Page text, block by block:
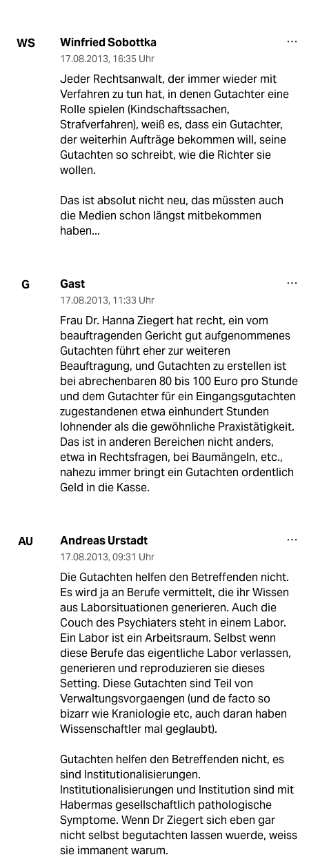
WS Winfried Sobottka
17.08.2013, 16:35 Uhr
Jeder Rechtsanwalt, der immer wieder mit
Verfahren zu tun hat, in denen Gutachter eine
Rolle spielen (Kindschaftssachen,
Strafverfahren), weiß es, dass ein Gutachter,
der weiterhin Aufträge bekommen will, seine
Gutachten so schreibt, wie die Richter sie
wollen.
Das ist absolut nicht neu, das müssten auch
die Medien schon längst mitbekommen
haben...
G Gast
17.08.2013, 11:33 Uhr
Frau Dr. Hanna Ziegert hat recht, ein vom
beauftragenden Gericht gut aufgenommenes
Gutachten führt eher zur weiteren
Beauftragung, und Gutachten zu erstellen ist
bei abrechenbaren 80 bis 100 Euro pro Stunde
und dem Gutachter für ein Eingangsgutachten
zugestandenen etwa einhundert Stunden
lohnender als die gewöhnliche Praxistätigkeit.
Das ist in anderen Bereichen nicht anders,
etwa in Rechtsfragen, bei Baumängeln, etc.,
nahezu immer bringt ein Gutachten ordentlich
Geld in die Kasse.
AU Andreas Urstadt
17.08.2013, 09:31 Uhr
Die Gutachten helfen den Betreffenden nicht.
Es wird ja an Berufe vermittelt, die ihr Wissen
aus Laborsituationen generieren. Auch die
Couch des Psychiaters steht in einem Labor.
Ein Labor ist ein Arbeitsraum. Selbst wenn
diese Berufe das eigentliche Labor verlassen,
generieren und reproduzieren sie dieses
Setting. Diese Gutachten sind Teil von
Verwaltungsvorgaengen (und de facto so
bizarr wie Kraniologie etc, auch daran haben
Wissenschaftler mal geglaubt).
Gutachten helfen den Betreffenden nicht, es
sind Institutionalisierungen.
Institutionalisierungen und Institution sind mit
Habermas gesellschaftlich pathologische
Symptome. Wenn Dr Ziegert sich eben gar
nicht selbst begutachten lassen wuerde, weiss
sie immanent warum.